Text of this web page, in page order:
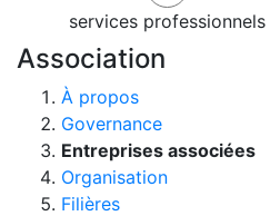
services professionnels
Association
À propos
Governance
Entreprises associées
Organisation
Filières